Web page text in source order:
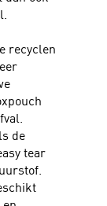
recyclen
de
tear